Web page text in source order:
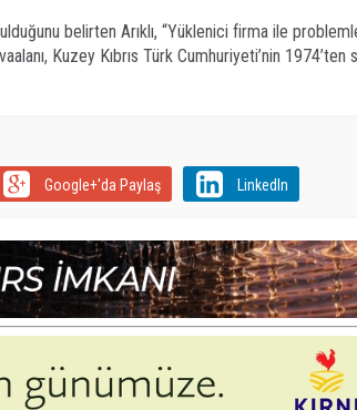
belirten Arıklı, “Yüklenici firma ile
Kuzey Kıbrıs Türk Cumhuriyeti’nin 1974’ten
Google+'da Paylaş LinkedIn